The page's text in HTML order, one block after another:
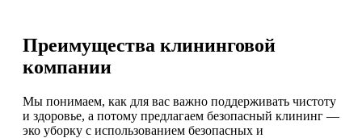
Преимущества клининговой
компании
Мы понимаем, как для вас важно поддерживать чистоту
и здоровье, а потому предлагаем безопасный клининг —
эко уборку с использованием безопасных и